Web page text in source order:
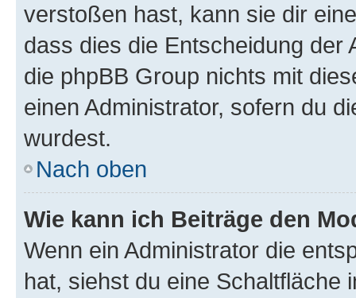
verstoßen hast, kann sie dir
dass dies die Entscheidung der
die phpBB Group nichts mit
einen Administrator, sofern du
wurdest.
Nach oben
Wie kann ich Beiträge den
Wenn ein Administrator die
hat, siehst du eine Schaltfläche